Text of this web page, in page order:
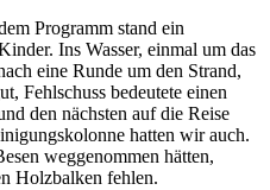
Programm stand ein
Ins Wasser, einmal um das
eine Runde um den Strand,
Fehlschuss bedeutete einen
den nächsten auf die Reise
hatten wir auch.
weggenommen hätten,
Holzbalken fehlen.